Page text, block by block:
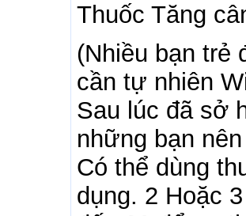
Thuốc Tăng
(Nhiều bạn trẻ
cần tự nhiên
Sau lúc đã sở
những bạn
Có thể dùng
dụng. 2 Hoặc